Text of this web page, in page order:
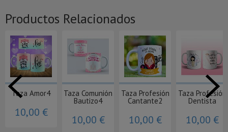
Productos Relacionados
Taza Amor4
10,00 €
Taza Comunión
Bautizo4
10,00 €
Taza Profesión
Cantante2
10,00 €
Taza Profesión
Dentista
10,00 €